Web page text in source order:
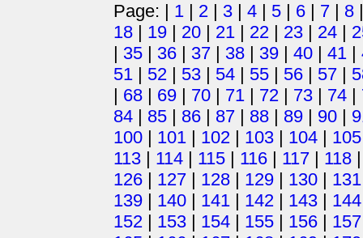
Page: | 1 | 2 | 3 | 4 | 5 | 6 | 7 | 8
18 | 19 | 20 | 21 | 22 | 23 | 24 |
| 35 | 36 | 37 | 38 | 39 | 40 | 41 |
51 | 52 | 53 | 54 | 55 | 56 | 57 |
| 68 | 69 | 70 | 71 | 72 | 73 | 74 |
84 | 85 | 86 | 87 | 88 | 89 | 90 |
100 | 101 | 102 | 103 | 104 | 105
113 | 114 | 115 | 116 | 117 | 118
126 | 127 | 128 | 129 | 130 | 131
139 | 140 | 141 | 142 | 143 | 144
152 | 153 | 154 | 155 | 156 | 157